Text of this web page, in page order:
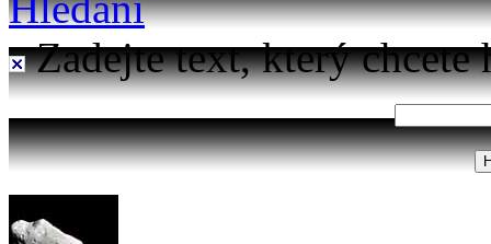
Zadejte text, který chcete